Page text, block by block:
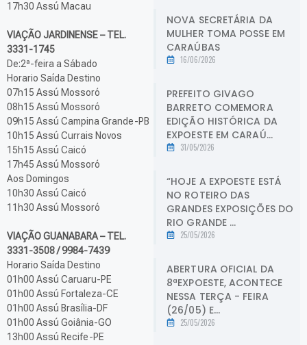
17h30 Assú Macau
VIAÇÃO JARDINENSE – TEL.
3331-1745
De:2ª-feira a Sábado
Horario Saída Destino
07h15 Assú Mossoró
08h15 Assú Mossoró
09h15 Assú Campina Grande-PB
10h15 Assú Currais Novos
15h15 Assú Caicó
17h45 Assú Mossoró
Aos Domingos
10h30 Assú Caicó
11h30 Assú Mossoró
VIAÇÃO GUANABARA – TEL.
3331-3508/ 9984-7439
Horario Saída Destino
01h00 Assú Caruaru-PE
01h00 Assú Fortaleza-CE
01h00 Assú Brasília-DF
01h00 Assú Goiânia-GO
13h00 Assú Recife-PE
NOVA SECRETÁRIA DA
MULHER TOMA POSSE EM
CARAÚBAS
16/06/2026
PREFEITO GIVAGO
BARRETO COMEMORA
EDIÇÃO HISTÓRICA DA
EXPOESTE EM CARAÚ...
31/05/2026
“HOJE A EXPOESTE ESTÁ
NO ROTEIRO DAS
GRANDES EXPOSIÇÕES DO
RIO GRANDE ...
25/05/2026
ABERTURA OFICIAL DA
8ªEXPOESTE, ACONTECE
NESSA TERÇA - FEIRA
(26/05) E...
25/05/2026